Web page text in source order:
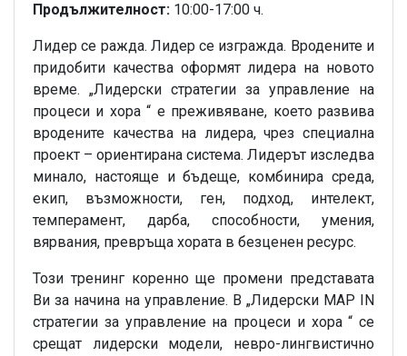
Продължителност: 10:00-17:00 ч.
Лидер се ражда. Лидер се изгражда. Вродените и
придобити качества оформят лидера на новото
време. „Лидерски стратегии за управление на
процеси и хора “ е преживяване, което развива
вродените качества на лидера, чрез специална
проект – ориентирана система. Лидерът изследва
минало, настояще и бъдеще, комбинира среда,
екип, възможности, ген, подход, интелект,
темперамент, дарба, способности, умения,
вярвания, превръща хората в безценен ресурс.
Този тренинг коренно ще промени представата
Ви за начина на управление. В „Лидерски MAP IN
стратегии за управление на процеси и хора “ се
срещат лидерски модели, невро-лингвистично